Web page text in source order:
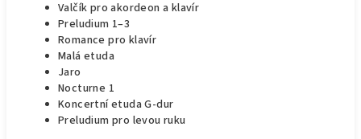
Valčík pro akordeon a klavír
Preludium 1–3
Romance pro klavír
Malá etuda
Jaro
Nocturne 1
Koncertní etuda G-dur
Preludium pro levou ruku